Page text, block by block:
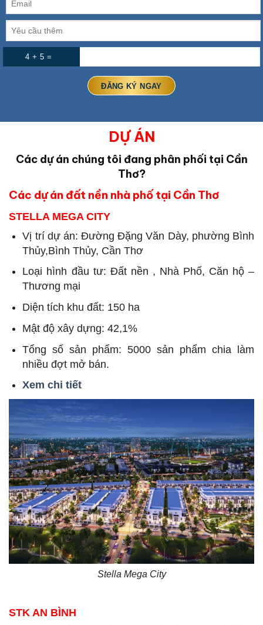
4 + 5 =
DỰ ÁN
Các dự án chúng tôi đang phân phối tại Cần
Thơ?
Các dự án đất nền nhà phố tại Cần Thơ
STELLA MEGA CITY
Vị trí dự án: Đường Đặng Văn Dày, phường Bình
Thủy,Bình Thủy, Cần Thơ
Loại hình đầu tư: Đất nền , Nhà Phố, Căn hộ –
Thương mại
Diện tích khu đất: 150 ha
Mật độ xây dựng: 42,1%
Tổng số sản phẩm: 5000 sản phẩm chia làm
nhiều đợt mở bán.
Xem chi tiết
Stella Mega City
STK AN BÌNH